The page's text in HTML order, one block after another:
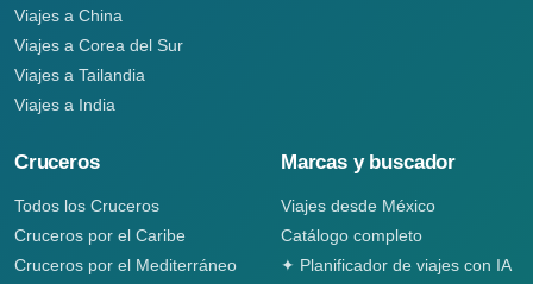
Viajes a China
Viajes a Corea del Sur
Viajes a Tailandia
Viajes a India
Cruceros
Todos los Cruceros
Cruceros por el Caribe
Cruceros por el Mediterráneo
Marcas y buscador
Viajes desde México
Catálogo completo
✦ Planificador de viajes con IA